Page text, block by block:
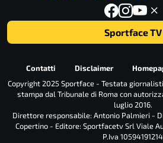
Sportface TV
Contatti Disclaimer
Copyright 2025 Sportface - Testata
stampa dal Tribunale di Roma con
luglio 2016.
Direttore responsabile: Antonio Palmieri -
Copertino - Editore: Sportfacetv Srl Viale
P.Iva 10594191214